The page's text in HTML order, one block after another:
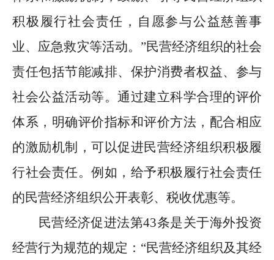
积极履行社会责任，自愿参与公益慈善事
业、应急救灾等活动。 ”民营经济组织的社会
责任包括节能减排、保护消费者权益、参与
社会公益活动等。通过建立科学合理的评价
体系，明确评价指标和评价方法，配合相应
的激励机制，可以促进民营经济组织积极履
行社会责任。例如，给予积极履行社会责任
的民营经济组织公开表彰、税收优惠等。
民营经济促进法第43条是关于海外投资
经营行为规范的规定： “民营经济组织及其经